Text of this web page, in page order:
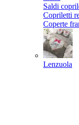
Saldi
Copriletti
Coperte
Lenzuola